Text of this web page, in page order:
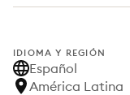
IDIOMA Y REGIÓN
Español
América Latina